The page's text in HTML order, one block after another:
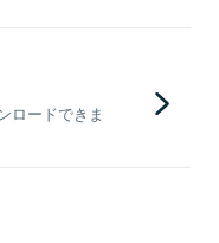
ロードできま